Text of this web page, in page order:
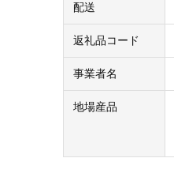
配送
返礼品コード
事業者名
地場産品